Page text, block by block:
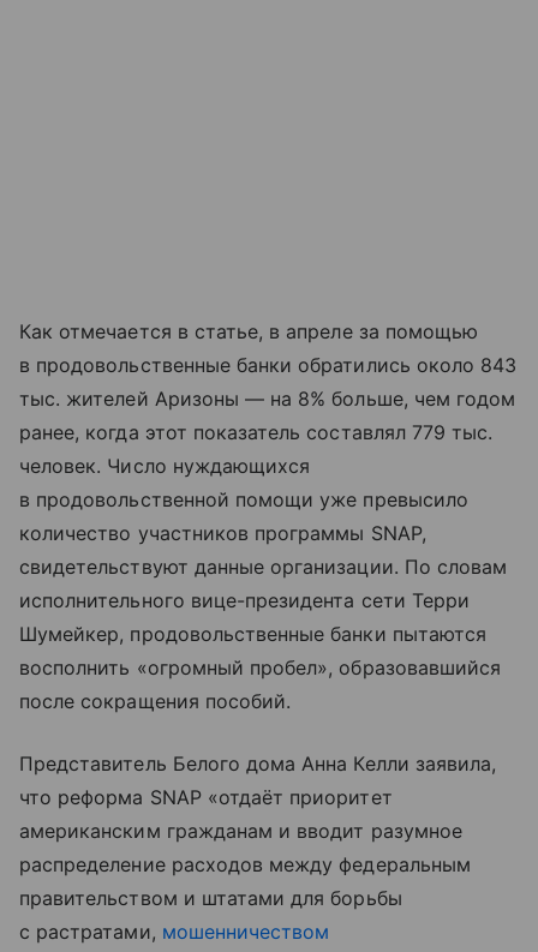
Как отмечается в статье, в апреле за помощью
в продовольственные банки обратились около 843
тыс. жителей Аризоны — на 8% больше, чем годом
ранее, когда этот показатель составлял 779 тыс.
человек. Число нуждающихся
в продовольственной помощи уже превысило
количество участников программы SNAP,
свидетельствуют данные организации. По словам
исполнительного вице-президента сети Терри
Шумейкер, продовольственные банки пытаются
восполнить «огромный пробел», образовавшийся
после сокращения пособий.
Представитель Белого дома Анна Келли заявила,
что реформа SNAP «отдаёт приоритет
американским гражданам и вводит разумное
распределение расходов между федеральным
правительством и штатами для борьбы
с растратами, мошенничеством